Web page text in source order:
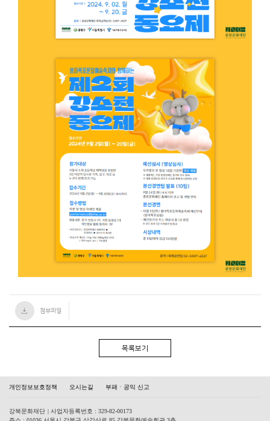
첨부파일
목록보기
개인정보보호정책 오시는길 부패ㆍ공익 신고
강북문화재단 | 사업자등록번호 : 329-82-00173